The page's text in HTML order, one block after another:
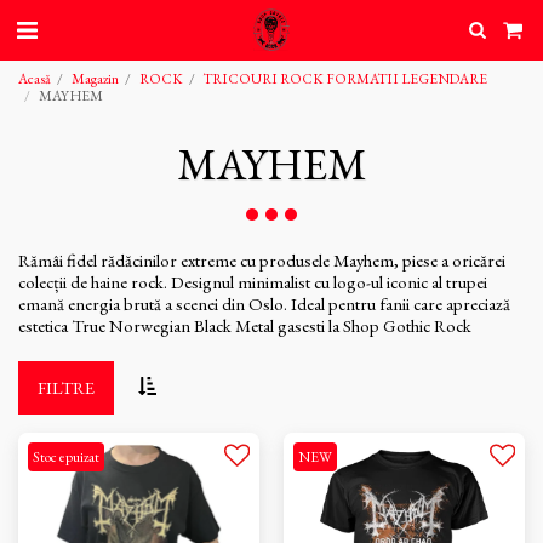
Acasă Magazin ROCK
TRICOURI ROCK FORMATII LEGENDARE
MAYHEM
MAYHEM
Rămâi fidel rădăcinilor extreme cu produsele Mayhem, piese a oricărei
colecții de haine rock. Designul minimalist cu logo-ul iconic al trupei
emană energia brută a scenei din Oslo. Ideal pentru fanii care apreciază
estetica True Norwegian Black Metal gasesti la Shop Gothic Rock
FILTRE
Stoc epuizat NEW